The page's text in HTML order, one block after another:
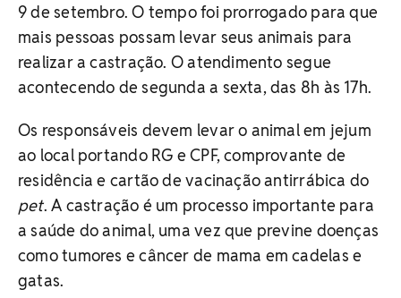
9 de setembro. O tempo foi prorrogado para que
mais pessoas possam levar seus animais para
realizar a castração. O atendimento segue
acontecendo de segunda a sexta, das 8h às 17h.
Os responsáveis devem levar o animal em jejum
ao local portando RG e CPF, comprovante de
residência e cartão de vacinação antirrábica do
pet. A castração é um processo importante para
a saúde do animal, uma vez que previne doenças
como tumores e câncer de mama em cadelas e
gatas.